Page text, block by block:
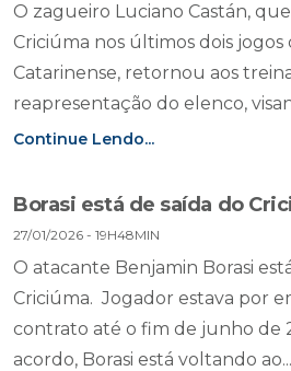
O zagueiro Luciano Castán,
Criciúma nos últimos dois jogos
Catarinense, retornou aos
reapresentação do elenco,
Continue Lendo...
Borasi está de saída do
27/01/2026 - 19H48MIN
O atacante Benjamin Borasi
Criciúma. Jogador estava por
contrato até o fim de junho de
acordo, Borasi está voltando ao...